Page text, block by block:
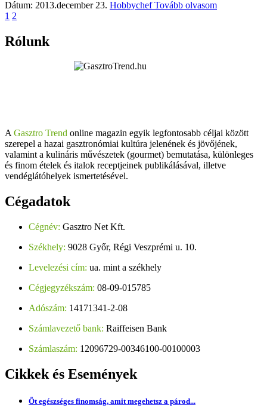
Dátum: 2013.december 23. HobbychefTovább olvasom
1 2
Rólunk
AGasztro Trend online magazin egyik legfontosabb céljai között
szerepel a hazai gasztronómiai kultúra jelenének és jövőjének,
valamint a kulináris művészetek (gourmet) bemutatása, különleges
és finom ételek és italok receptjeinek publikálásával, illetve
vendéglátóhelyek ismertetésével.
Cégadatok
Cégnév: Gasztro Net Kft.
Székhely: 9028 Győr, Régi Veszprémi u. 10.
Levelezési cím: ua. mint a székhely
Cégjegyzékszám: 08-09-015785
Adószám: 14171341-2-08
Számlavezető bank: Raiffeisen Bank
Számlaszám: 12096729-00346100-00100003
Cikkek és Események
Öt egészséges finomság, amit megehetsz a párod...